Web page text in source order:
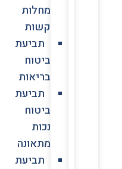
מחלות
קשות
תביעת
ביטוח
בריאות
תביעת
ביטוח
נכות
מתאונה
תביעת